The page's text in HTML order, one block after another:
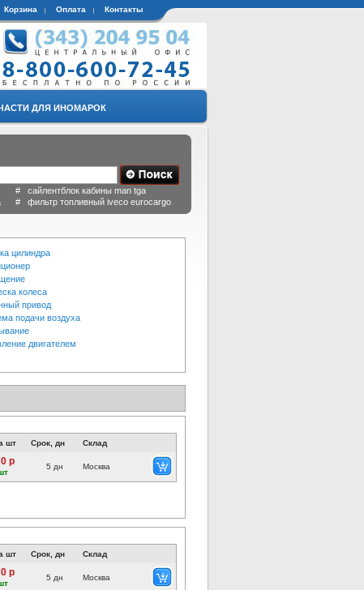
Корзина Оплата Контакты
ДЛЯ ИНОМАРОК
сайлентблок кабины man tga
# фильтр топливный iveco eurocargo
цилиндра
колеса
привод
подачи воздуха
двигателем
шт Срок, дн Склад
р 5 дн Москва
шт Срок, дн Склад
р 5 дн Москва